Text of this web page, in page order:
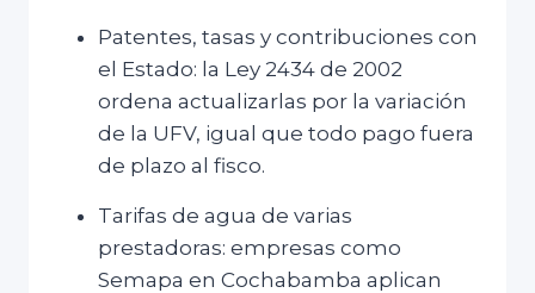
Patentes, tasas y contribuciones con
el Estado: la Ley 2434 de 2002
ordena actualizarlas por la variación
de la UFV, igual que todo pago fuera
de plazo al fisco.
Tarifas de agua de varias
prestadoras: empresas como
Semapa en Cochabamba aplican